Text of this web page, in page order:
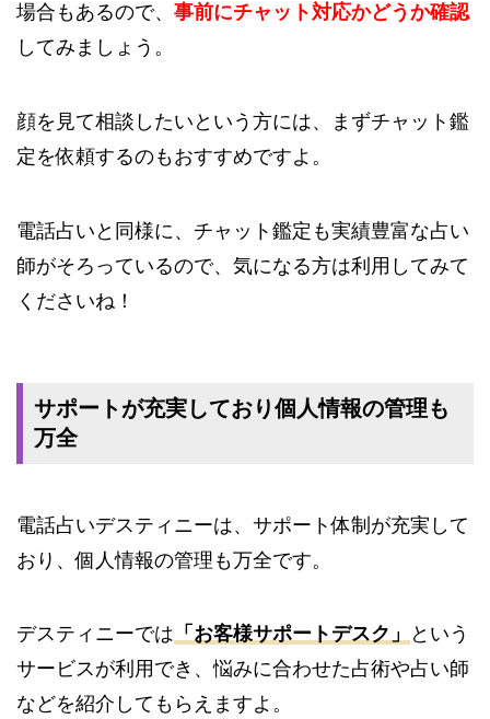
場合もあるので、 事前にチャット対応かどうか確認
してみましょう。
顔を見て相談したいという方には、まずチャット鑑
定を依頼するのもおすすめですよ。
電話占いと同様に、チャット鑑定も実績豊富な占い
師がそろっているので、気になる方は利用してみて
くださいね！
サポートが充実しており個人情報の管理も
万全
電話占いデスティニーは、サポート体制が充実して
おり、個人情報の管理も万全です。
デスティニーでは 「お客様サポートデスク」
という
サービスが利用でき、悩みに合わせた占術や占い師
などを紹介してもらえますよ。